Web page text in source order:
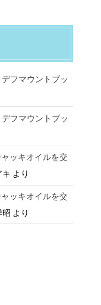
フマウントブッ
フマウントブッ
ッキオイルを交
キ より
ッキオイルを交
昭 より